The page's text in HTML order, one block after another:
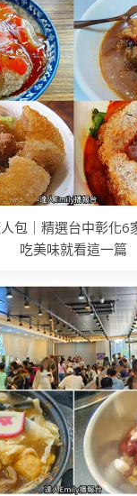
包｜精選台中彰化6
吃美味就看這一篇